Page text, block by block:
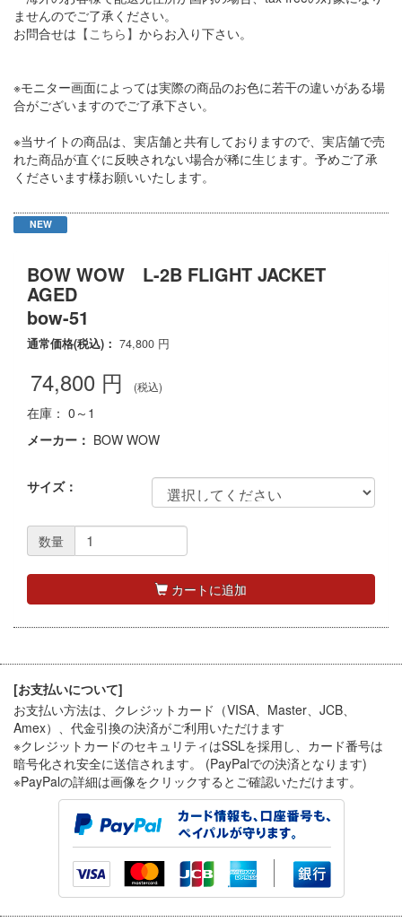
ませんのでご了承ください。
お問合せは 【こちら】 からお入り下さい。
※モニター画面によっては実際の商品のお色に若干の違いがある場
合がございますのでご了承下さい。
※当サイトの商品は、実店舗と共有しておりますので、実店舗で売
れた商品が直ぐに反映されない場合が稀に生じます。予めご了承
くださいます様お願いいたします。
NEW
BOW WOW L-2B FLIGHT JACKET
AGED
bow-51
通常価格(税込)： 74,800 円
74,800 円 (税込)
在庫： 0～1
メーカー： BOW WOW
サイズ：
数量
カートに追加
[お支払いについて]
お支払い方法は、クレジットカード（VISA、Master、JCB、
Amex）、代金引換の決済がご利用いただけます
※クレジットカードのセキュリティはSSLを採用し、カード番号は
暗号化され安全に送信されます。 (PayPalでの決済となります)
※PayPalの詳細は画像をクリックするとご確認いただけます。